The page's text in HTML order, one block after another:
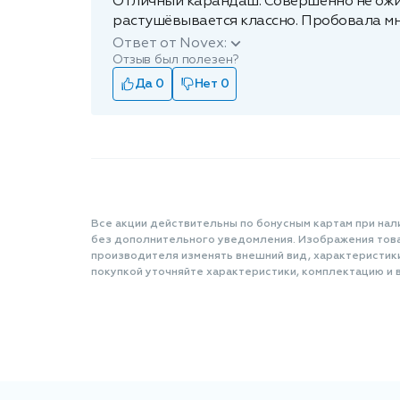
растушёвывается классно. Пробовала
Ответ от Novex:
Отзыв был полезен?
Да 0
Нет 0
Все акции действительны по бонусным картам при
без дополнительного уведомления. Изображения
производителя изменять внешний вид,
покупкой уточняйте характеристики, комплектацию